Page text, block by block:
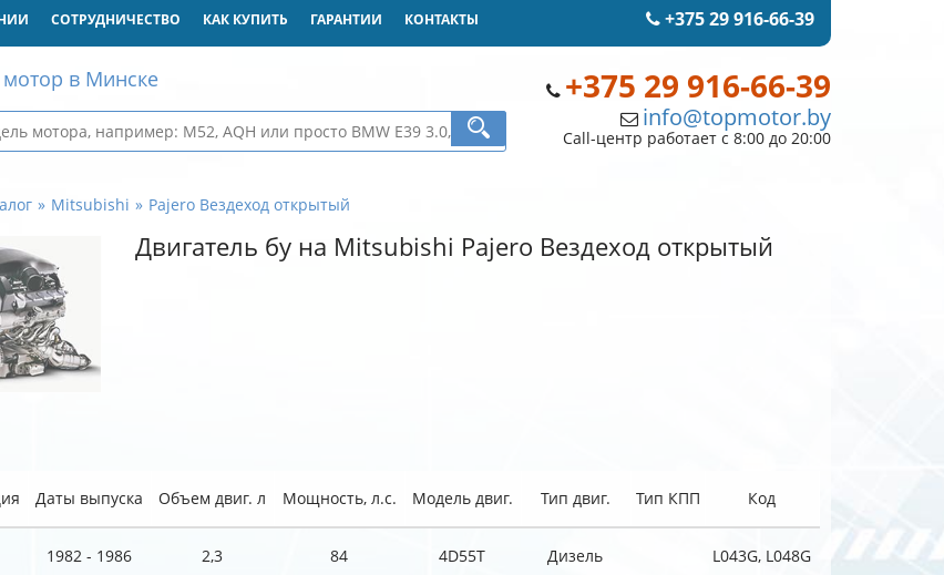
+375 29 916-66-39
СОТРУДНИЧЕСТВО КАК КУПИТЬ ГАРАНТИИ КОНТАКТЫ
+375 29 916-66-39
info@topmotor.by
Call-центр работает с 8:00 до 20:00
в Минске
Mitsubishi Pajero Вездеход открытый
Двигатель бу на Mitsubishi Pajero Вездеход открытый
Даты выпуска Объем двиг. л Мощность, л.с. Модель двиг. Тип двиг. Тип КПП Код
1982 - 1986 2,3 84 4D55T Дизель L043G, L048G